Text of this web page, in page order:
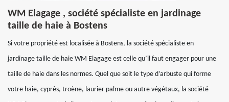
WM Elagage , société spécialiste en jardinage
taille de haie à Bostens
Si votre propriété est localisée à Bostens, la société spécialiste en
jardinage taille de haie WM Elagage est celle qu’il faut engager pour une
taille de haie dans les normes. Quel que soit le type d’arbuste qui forme
votre haie, cyprès, troène, laurier palme ou autre végétaux, la société